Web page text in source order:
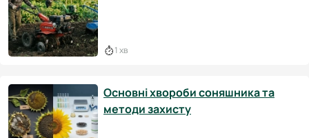
1 хв
Основні хвороби соняшника та
методи захисту